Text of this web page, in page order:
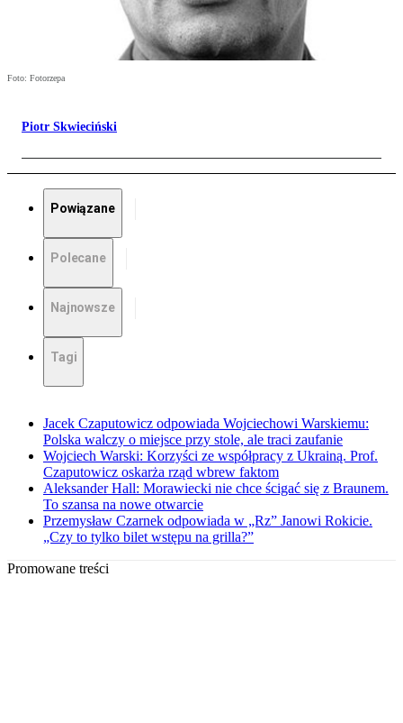
Foto: Fotorzepa
Piotr Skwieciński
Powiązane
Polecane
Najnowsze
Tagi
Jacek Czaputowicz odpowiada Wojciechowi Warskiemu:
Polska walczy o miejsce przy stole, ale traci zaufanie
Wojciech Warski: Korzyści ze współpracy z Ukrainą. Prof.
Czaputowicz oskarża rząd wbrew faktom
Aleksander Hall: Morawiecki nie chce ścigać się z Braunem.
To szansa na nowe otwarcie
Przemysław Czarnek odpowiada w „Rz” Janowi Rokicie.
„Czy to tylko bilet wstępu na grilla?”
Promowane treści